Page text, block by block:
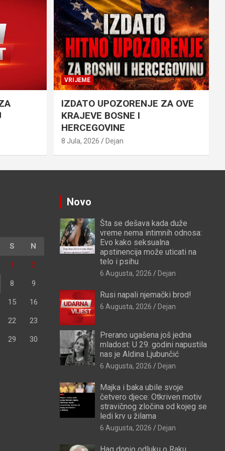
VRIJEME
IZDATO UPOZORENJE ZA OVE
KRAJEVE BOSNE I
HERCEGOVINE
8 Jula, 2026 Dejan
S N
1 2
8 9
15 16
22 23
29 30
Novo
Šta se dešava kada duže
vreme nema intimnih odnosa:
Evo kako seksualna
apstinencija može uticati na
telo i psihu
6 Augusta, 2026 Dejan
Rusi napali njemački brod!
6 Augusta, 2026 Dejan
Prerano ugašena još jedna
mladost: U 29. godini napustila
nas je Aldina Ljubunčić
6 Augusta, 2026 Dejan
Majka i baka ubile svoje
četvero djece: Otkriven motiv
stravičnog zločina od kojeg se
ledi krv u žilama
6 Augusta, 2026 Dejan